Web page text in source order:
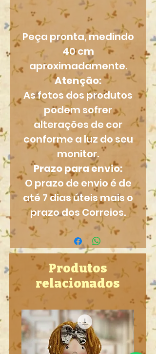
Peça pronta, medindo
40 cm
aproximadamente.
Atenção:
As fotos dos produtos
podem sofrer
alterações de cor
conforme a luz do seu
monitor.
Prazo para envio:
O prazo de envio é de
até 7 dias úteis mais o
prazo dos Correios.
Produtos
relacionados